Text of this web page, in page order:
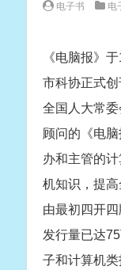
电子书 电
《电脑报》
市科协正式创
全国人大常
顾问的《电
办和主管的
机知识，提
由最初四开
发行量已达
子和计算机